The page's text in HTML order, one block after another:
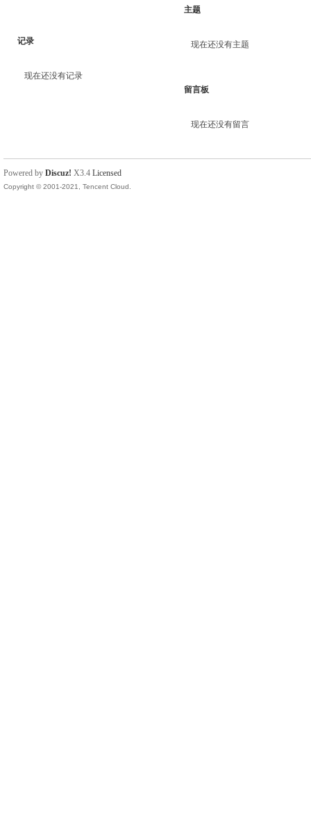
记录
现在还没有记录
主题
现在还没有主题
留言板
现在还没有留言
Powered by Discuz! X3.4 Licensed
Copyright © 2001-2021, Tencent Cloud.